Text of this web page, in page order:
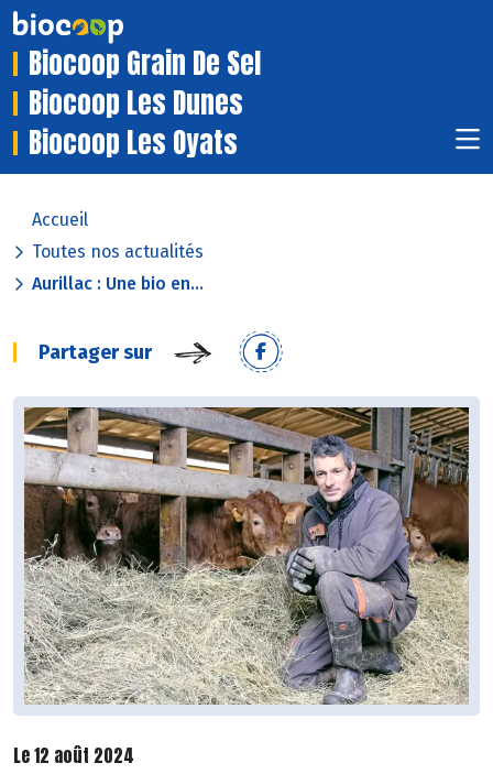
Biocoop Grain De Sel
Biocoop Les Dunes
Biocoop Les Oyats
Accueil
Toutes nos actualités
Aurillac : Une bio en...
Partager sur
Le 12 août 2024